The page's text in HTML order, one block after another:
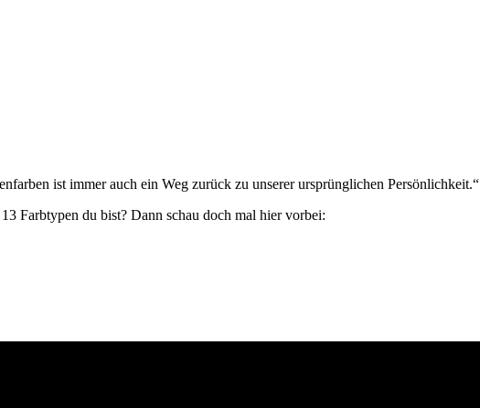
ist immer auch ein Weg zurück zu unserer ursprünglichen Persönlichkeit.“
Farbtypen du bist? Dann schau doch mal hier vorbei: